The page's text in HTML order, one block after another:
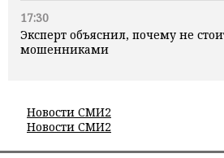
17:30
Эксперт объяснил, почему не
мошенниками
Новости СМИ2
Новости СМИ2